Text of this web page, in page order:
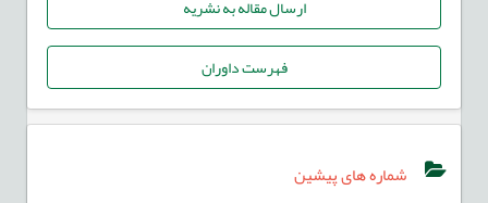
ارسال مقاله به نشریه
فهرست داوران
شماره های پیشین